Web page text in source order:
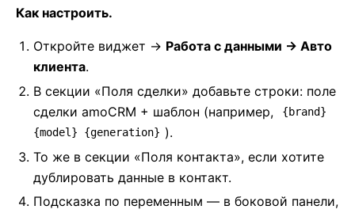
Как настроить.
Откройте виджет → Работа с данными → Авто
клиента.
В секции «Поля сделки» добавьте строки: поле
сделки amoCRM + шаблон (например,
{brand}
{model} {generation} ).
То же в секции «Поля контакта», если хотите
дублировать данные в контакт.
Подсказка по переменным — в боковой панели,